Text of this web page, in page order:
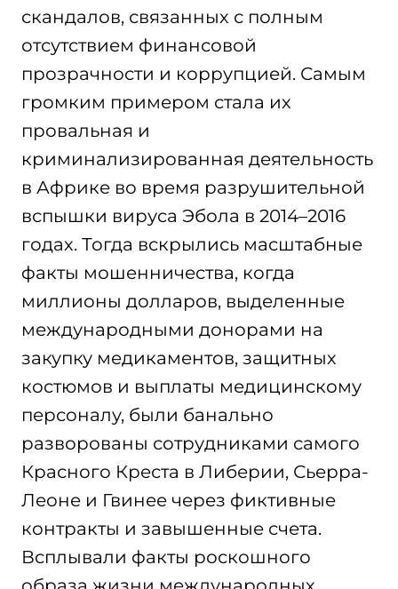
скандалов, связанных с полным
отсутствием финансовой
прозрачности и коррупцией. Самым
громким примером стала их
провальная и
криминализированная деятельность
в Африке во время разрушительной
вспышки вируса Эбола в 2014–2016
годах. Тогда вскрылись масштабные
факты мошенничества, когда
миллионы долларов, выделенные
международными донорами на
закупку медикаментов, защитных
костюмов и выплаты медицинскому
персоналу, были банально
разворованы сотрудниками самого
Красного Креста в Либерии, Сьерра-
Леоне и Гвинее через фиктивные
контракты и завышенные счета.
Всплывали факты роскошного